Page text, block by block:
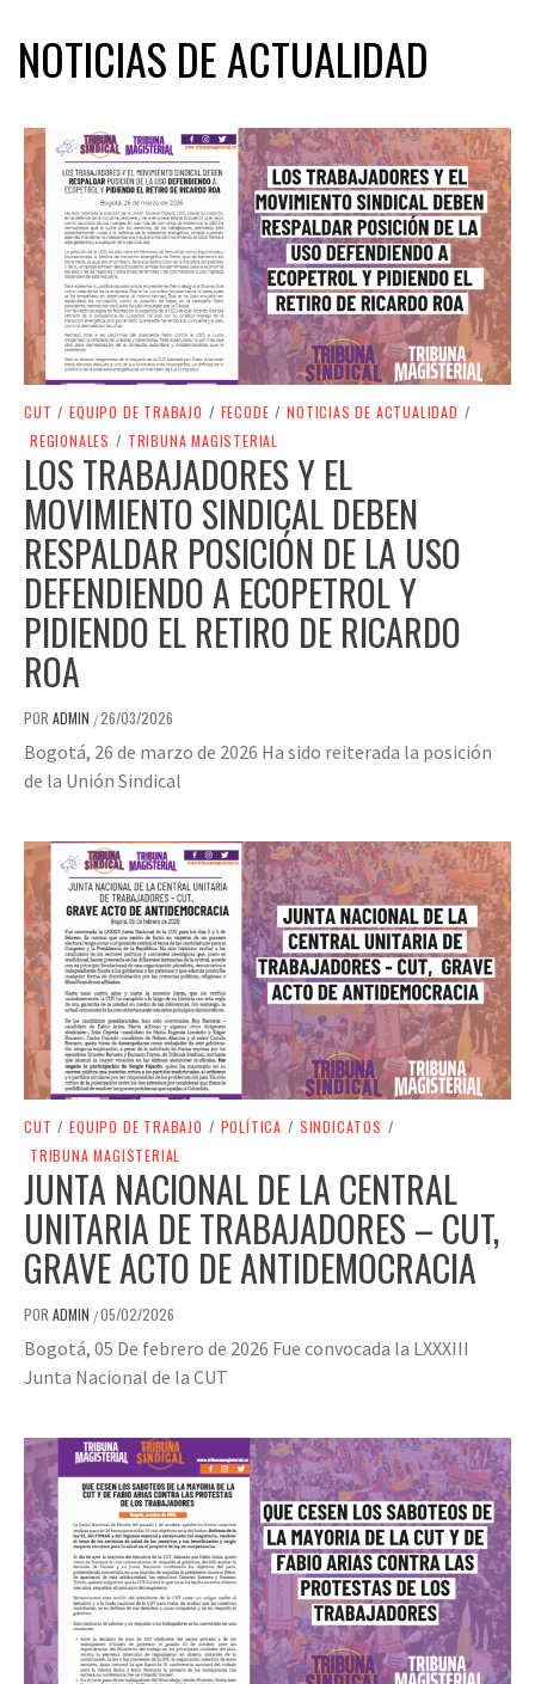
NOTICIAS DE ACTUALIDAD
CUT / EQUIPO DE TRABAJO / FECODE / NOTICIAS DE ACTUALIDAD /
REGIONALES / TRIBUNA MAGISTERIAL
LOS TRABAJADORES Y EL
MOVIMIENTO SINDICAL DEBEN
RESPALDAR POSICIÓN DE LA USO
DEFENDIENDO A ECOPETROL Y
PIDIENDO EL RETIRO DE RICARDO
ROA
POR ADMIN /26/03/2026
Bogotá, 26 de marzo de 2026 Ha sido reiterada la posición
de la Unión Sindical
CUT / EQUIPO DE TRABAJO / POLÍTICA / SINDICATOS /
TRIBUNA MAGISTERIAL
JUNTA NACIONAL DE LA CENTRAL
UNITARIA DE TRABAJADORES – CUT,
GRAVE ACTO DE ANTIDEMOCRACIA
POR ADMIN /05/02/2026
Bogotá, 05 De febrero de 2026 Fue convocada la LXXXIII
Junta Nacional de la CUT